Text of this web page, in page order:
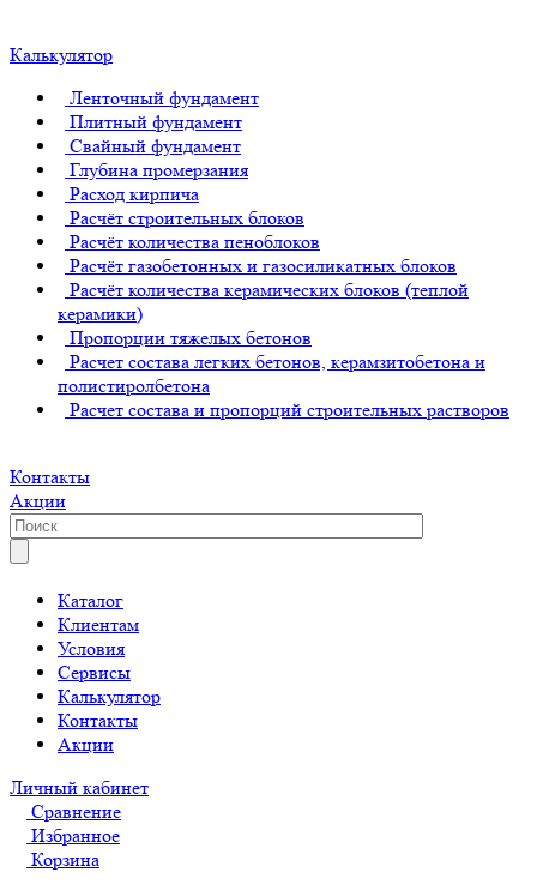
Калькулятор
Ленточный фундамент
Плитный фундамент
Свайный фундамент
Глубина промерзания
Расход кирпича
Расчёт строительных блоков
Расчёт количества пеноблоков
Расчёт газобетонных и газосиликатных блоков
Расчёт количества керамических блоков (теплой
керамики)
Пропорции тяжелых бетонов
Расчет состава легких бетонов, керамзитобетона и
полистиролбетона
Расчет состава и пропорций строительных растворов
Контакты
Акции
Каталог
Клиентам
Условия
Сервисы
Калькулятор
Контакты
Акции
Личный кабинет
Сравнение
Избранное
Корзина